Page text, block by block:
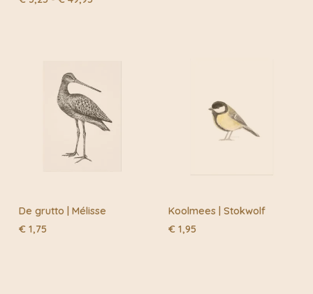
De grutto | Mélisse
€ 1,75
Koolmees | Stokwolf
€ 1,95